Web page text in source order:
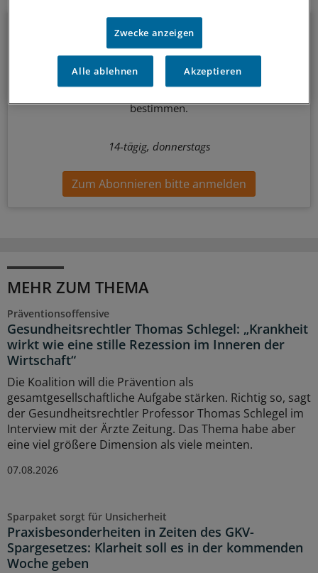
Politik & Debatte
Mit diesem Newsletter blicken Sie hinter das tägliche
Geschehen in der Gesundheitspolitik. Mit Analysen,
Hintergründen und einem Blick auf Themen, die die Agenda
bestimmen.
14-tägig, donnerstags
Zum Abonnieren bitte anmelden
MEHR ZUM THEMA
Präventionsoffensive
Gesundheitsrechtler Thomas Schlegel: „Krankheit
wirkt wie eine stille Rezession im Inneren der
Wirtschaft“
Die Koalition will die Prävention als
gesamtgesellschaftliche Aufgabe stärken. Richtig so, sagt
der Gesundheitsrechtler Professor Thomas Schlegel im
Interview mit der Ärzte Zeitung. Das Thema habe aber
eine viel größere Dimension als viele meinten.
07.08.2026
Sparpaket sorgt für Unsicherheit
Praxisbesonderheiten in Zeiten des GKV-
Spargesetzes: Klarheit soll es in der kommenden
Woche geben
Zwecke anzeigen
Alle ablehnen Akzeptieren